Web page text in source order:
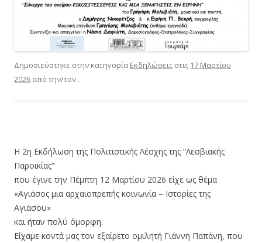
Δημοσιεύστηκε στην κατηγορία Εκδηλώσεις στις 17 Μαρτίου
2026 από την/τον .
Η 2η Εκδήλωση της Πολιτιστικής Λέσχης της “Λεσβιακής
Παροικίας”
που έγινε την Πέμπτη 12 Μαρτίου 2026 είχε ως θέμα
«Αγιάσος μια αρχαιοπρεπής κοινωνία – Ιστορίες της
Αγιάσου»
και ήταν πολύ όμορφη.
Είχαμε κοντά μας τον εξαίρετο ομιλητή Γιάννη Παπάνη, που